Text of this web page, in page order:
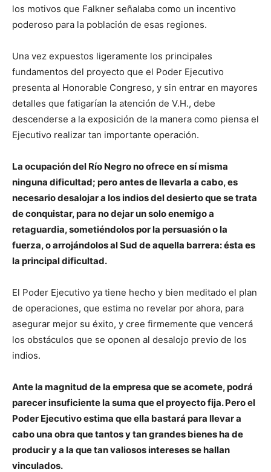
los motivos que Falkner señalaba como un incentivo
poderoso para la población de esas regiones.
Una vez expuestos ligeramente los principales
fundamentos del proyecto que el Poder Ejecutivo
presenta al Honorable Congreso, y sin entrar en mayores
detalles que fatigarían la atención de V.H., debe
descenderse a la exposición de la manera como piensa el
Ejecutivo realizar tan importante operación.
La ocupación del Río Negro no ofrece en sí misma
ninguna dificultad; pero antes de llevarla a cabo, es
necesario desalojar a los indios del desierto que se trata
de conquistar, para no dejar un solo enemigo a
retaguardia, sometiéndolos por la persuasión o la
fuerza, o arrojándolos al Sud de aquella barrera: ésta es
la principal dificultad.
El Poder Ejecutivo ya tiene hecho y bien meditado el plan
de operaciones, que estima no revelar por ahora, para
asegurar mejor su éxito, y cree firmemente que vencerá
los obstáculos que se oponen al desalojo previo de los
indios.
Ante la magnitud de la empresa que se acomete, podrá
parecer insuficiente la suma que el proyecto fija. Pero el
Poder Ejecutivo estima que ella bastará para llevar a
cabo una obra que tantos y tan grandes bienes ha de
producir y a la que tan valiosos intereses se hallan
vinculados.